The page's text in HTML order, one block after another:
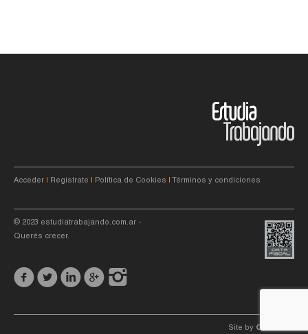
Acceder Registrate Política de Cookies Términos y condiciones
© 2023 estudiatrabajando.com.ar -
Querés crecer.
Site by C4f.